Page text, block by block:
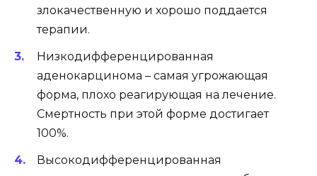
злокачественную и хорошо поддается
терапии.
Низкодифференцированная
аденокарцинома – самая угрожающая
форма, плохо реагирующая на лечение.
Смертность при этой форме достигает
100%.
Высокодифференцированная